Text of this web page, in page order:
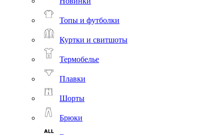
Топы и футболки
Куртки и свитшоты
Термобелье
Плавки
Шорты
Брюки